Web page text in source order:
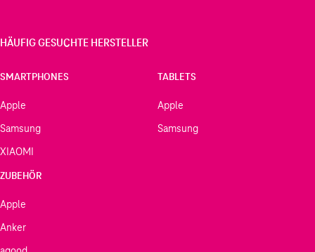
HÄUFIG GESUCHTE HERSTELLER
SMARTPHONES
Apple
Samsung
XIAOMI
TABLETS
Apple
Samsung
ZUBEHÖR
Apple
Anker